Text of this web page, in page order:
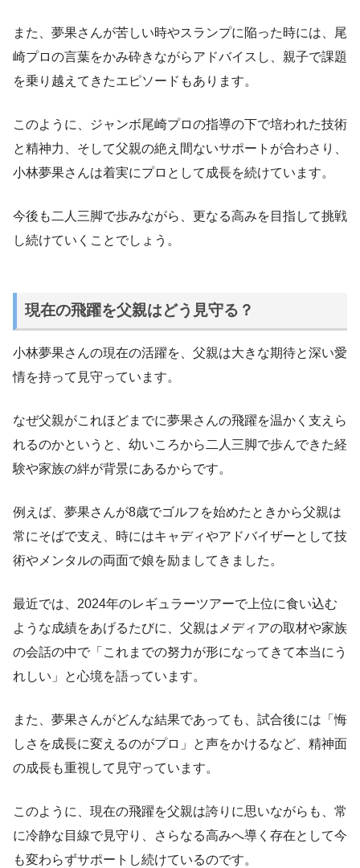
また、夢果さんが苦しい時やスランプに陥った時には、尾
崎プロの言葉をかみ砕きながらアドバイスし、親子で課題
を乗り越えてきたエピソードもあります。
このように、ジャンボ尾崎プロの指導の下で培われた技術
と精神力、そして父親の絶え間ないサポートが合わさり、
小林夢果さんは着実にプロとして成長を続けています。
今後も二人三脚で歩みながら、更なる高みを目指して挑戦
し続けていくことでしょう。
現在の飛躍を父親はどう見守る？
小林夢果さんの現在の活躍を、父親は大きな期待と深い愛
情を持って見守っています。
なぜ父親がこれほどまでに夢果さんの飛躍を温かく支えら
れるのかというと、幼いころから二人三脚で歩んできた経
験や家族の絆が背景にあるからです。
例えば、夢果さんが8歳でゴルフを始めたときから父親は
常にそばで支え、時にはキャディやアドバイザーとして技
術やメンタルの両面で娘を励ましてきました。
最近では、2024年のレギュラーツアーで上位に食い込む
ような成績をあげるたびに、父親はメディアの取材や家族
の会話の中で「これまでの努力が形になってきて本当にう
れしい」と心境を語っています。
また、夢果さんがどんな結果であっても、試合後には「悔
しさを成長に変えるのがプロ」と声をかけるなど、精神面
の成長も重視して見守っています。
このように、現在の飛躍を父親は誇りに思いながらも、常
に冷静な目線で見守り、さらなる高みへ導く存在として今
も変わらずサポートし続けているのです。